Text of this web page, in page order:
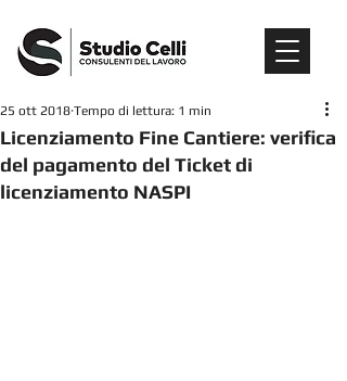
Licenziamento Fine Cantiere: verifica
del pagamento del Ticket di
licenziamento NASPI
25 ott 2018 Tempo di lettura: 1 min